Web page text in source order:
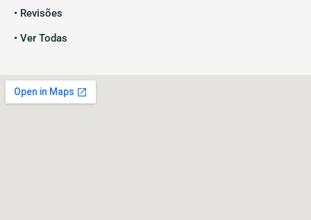
• Revisões
• Ver Todas